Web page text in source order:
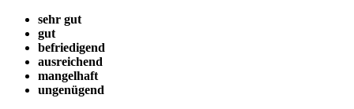
sehr gut
gut
befriedigend
ausreichend
mangelhaft
ungenügend